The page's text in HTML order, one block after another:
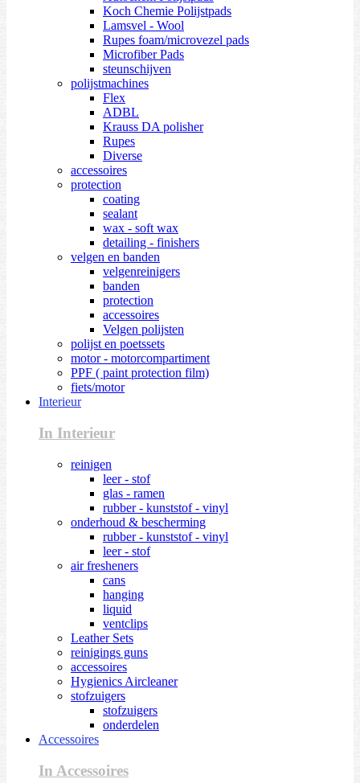
Koch Chemie Polijstpads
Lamsvel - Wool
Rupes foam/microvezel pads
Microfiber Pads
steunschijven
polijstmachines
Flex
ADBL
Krauss DA polisher
Rupes
Diverse
accessoires
protection
coating
sealant
wax - soft wax
detailing - finishers
velgen en banden
velgenreinigers
banden
protection
accessoires
Velgen polijsten
polijst en poetssets
motor - motorcompartiment
PPF ( paint protection film)
fiets/motor
Interieur
In Interieur
reinigen
leer - stof
glas - ramen
rubber - kunststof - vinyl
onderhoud & bescherming
rubber - kunststof - vinyl
leer - stof
air fresheners
cans
hanging
liquid
ventclips
Leather Sets
reinigings guns
accessoires
Hygienics Aircleaner
stofzuigers
stofzuigers
onderdelen
Accessoires
In Accessoires